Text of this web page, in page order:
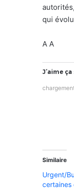
qui
A A
J’aime ça
Similaire
Urgent/
certaines